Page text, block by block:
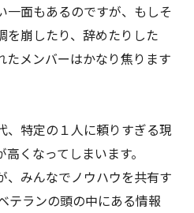
一面もあるのですが、もしそ
を崩したり、辞めたりした
メンバーはかなり焦ります
、特定の１人に頼りすぎる現
くなってしまいます。
、みんなでノウハウを共有す
テランの頭の中にある情報